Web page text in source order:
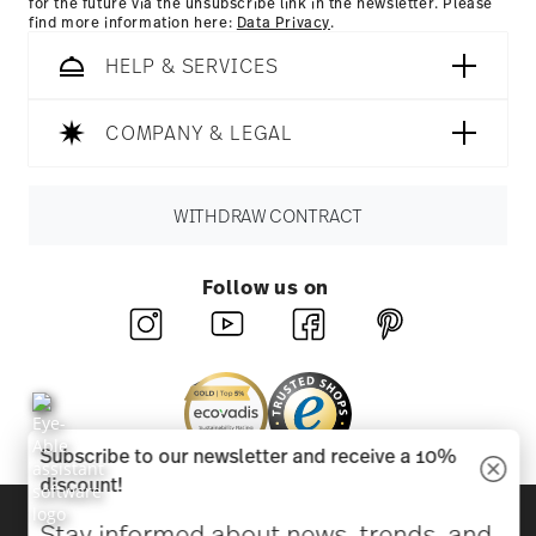
for the future via the unsubscribe link in the newsletter. Please
find more information here: Data Privacy.
HELP & SERVICES
COMPANY & LEGAL
WITHDRAW CONTRACT
Follow us on
Subscribe to our newsletter and receive a 10%
discount!